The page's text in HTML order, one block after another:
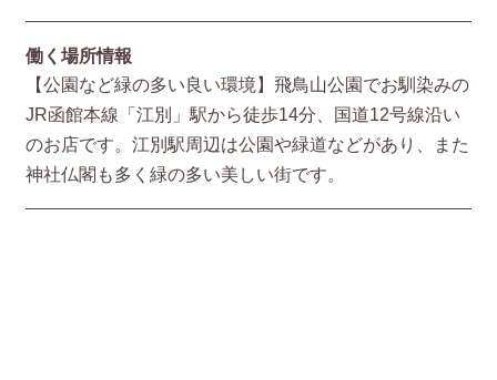
働く場所情報
【公園など緑の多い良い環境】飛鳥山公園でお馴染みの
JR函館本線「江別」駅から徒歩14分、国道12号線沿い
のお店です。江別駅周辺は公園や緑道などがあり、また
神社仏閣も多く緑の多い美しい街です。